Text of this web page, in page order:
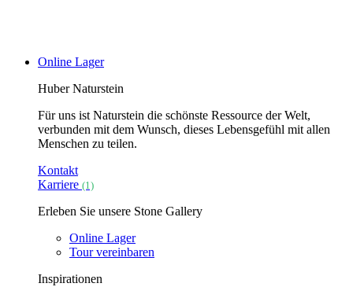
Online Lager
Huber Naturstein
Für uns ist Naturstein die schönste Ressource der Welt,
verbunden mit dem Wunsch, dieses Lebensgefühl mit allen
Menschen zu teilen.
Kontakt
Karriere (1)
Erleben Sie unsere Stone Gallery
Online Lager
Tour vereinbaren
Inspirationen